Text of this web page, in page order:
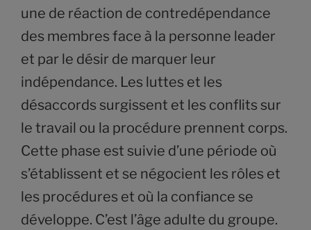
une de réaction de contredépendance
des membres face à la personne leader
et par le désir de marquer leur
indépendance. Les luttes et les
désaccords surgissent et les conflits sur
le travail ou la procédure prennent corps.
Cette phase est suivie d’une période où
s’établissent et se négocient les rôles et
les procédures et où la confiance se
développe. C’est l’âge adulte du groupe.